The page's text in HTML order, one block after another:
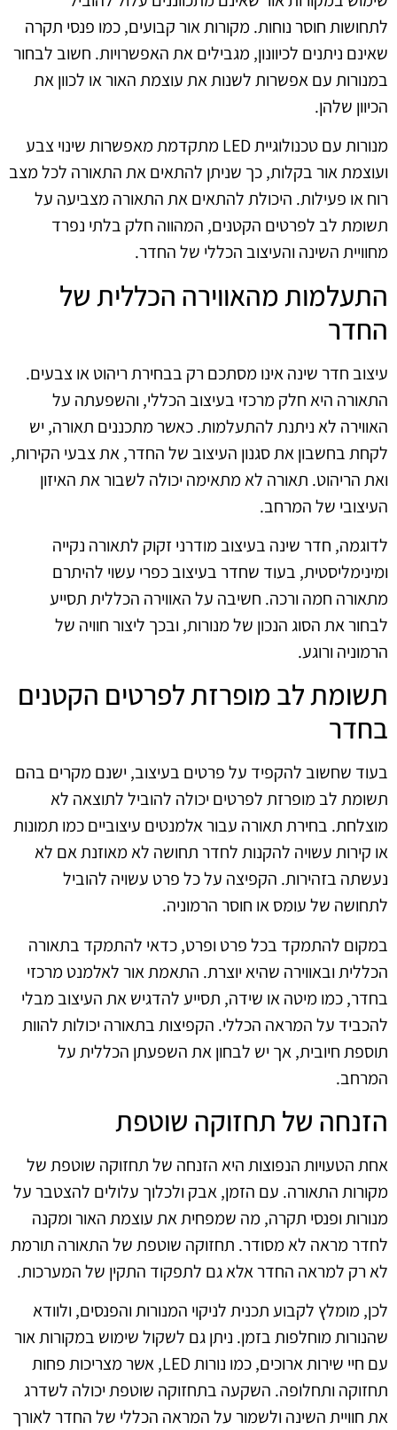
לתחושות חוסר נוחות. מקורות אור קבועים, כמו פנסי תקרה
שאינם ניתנים לכיוונון, מגבילים את האפשרויות. חשוב לבחור
במנורות עם אפשרות לשנות את עוצמת האור או לכוון את
הכיוון שלהן.
מנורות עם טכנולוגיית LED מתקדמת מאפשרות שינוי צבע
ועוצמת אור בקלות, כך שניתן להתאים את התאורה לכל מצב
רוח או פעילות. היכולת להתאים את התאורה מצביעה על
תשומת לב לפרטים הקטנים, המהווה חלק בלתי נפרד
מחוויית השינה והעיצוב הכללי של החדר.
התעלמות מהאווירה הכללית של
החדר
עיצוב חדר שינה אינו מסתכם רק בבחירת ריהוט או צבעים.
התאורה היא חלק מרכזי בעיצוב הכללי, והשפעתה על
האווירה לא ניתנת להתעלמות. כאשר מתכננים תאורה, יש
לקחת בחשבון את סגנון העיצוב של החדר, את צבעי הקירות,
ואת הריהוט. תאורה לא מתאימה יכולה לשבור את האיזון
העיצובי של המרחב.
לדוגמה, חדר שינה בעיצוב מודרני זקוק לתאורה נקייה
ומינימליסטית, בעוד שחדר בעיצוב כפרי עשוי להיתרם
מתאורה חמה ורכה. חשיבה על האווירה הכללית תסייע
לבחור את הסוג הנכון של מנורות, ובכך ליצור חוויה של
הרמוניה ורוגע.
תשומת לב מופרזת לפרטים הקטנים
בחדר
בעוד שחשוב להקפיד על פרטים בעיצוב, ישנם מקרים בהם
תשומת לב מופרזת לפרטים יכולה להוביל לתוצאה לא
מוצלחת. בחירת תאורה עבור אלמנטים עיצוביים כמו תמונות
או קירות עשויה להקנות לחדר תחושה לא מאוזנת אם לא
נעשתה בזהירות. הקפיצה על כל פרט עשויה להוביל
לתחושה של עומס או חוסר הרמוניה.
במקום להתמקד בכל פרט ופרט, כדאי להתמקד בתאורה
הכללית ובאווירה שהיא יוצרת. התאמת אור לאלמנט מרכזי
בחדר, כמו מיטה או שידה, תסייע להדגיש את העיצוב מבלי
להכביד על המראה הכללי. הקפיצות בתאורה יכולות להוות
תוספת חיובית, אך יש לבחון את השפעתן הכללית על
המרחב.
הזנחה של תחזוקה שוטפת
אחת הטעויות הנפוצות היא הזנחה של תחזוקה שוטפת של
מקורות התאורה. עם הזמן, אבק ולכלוך עלולים להצטבר על
מנורות ופנסי תקרה, מה שמפחית את עוצמת האור ומקנה
לחדר מראה לא מסודר. תחזוקה שוטפת של התאורה תורמת
לא רק למראה החדר אלא גם לתפקוד התקין של המערכות.
לכן, מומלץ לקבוע תכנית לניקוי המנורות והפנסים, ולוודא
שהנורות מוחלפות בזמן. ניתן גם לשקול שימוש במקורות אור
עם חיי שירות ארוכים, כמו נורות LED, אשר מצריכות פחות
תחזוקה ותחלופה. השקעה בתחזוקה שוטפת יכולה לשדרג
את חוויית השינה ולשמור על המראה הכללי של החדר לאורך